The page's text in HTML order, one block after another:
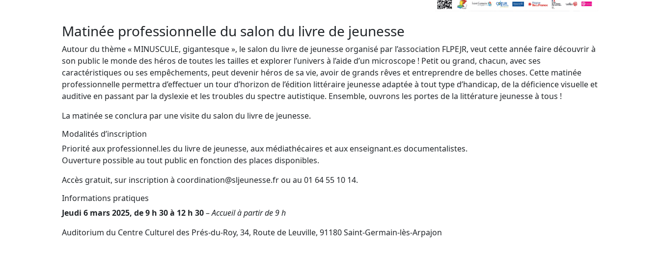
Matinée professionnelle du salon du livre de jeunesse
Autour du thème « MINUSCULE, gigantesque », le salon du livre de jeunesse organisé par l’association FLPEJR, veut cette année faire découvrir à
son public le monde des héros de toutes les tailles et explorer l’univers à l’aide d’un microscope ! Petit ou grand, chacun, avec ses
caractéristiques ou ses empêchements, peut devenir héros de sa vie, avoir de grands rêves et entreprendre de belles choses. Cette matinée
professionnelle permettra d’effectuer un tour d’horizon de l’édition littéraire jeunesse adaptée à tout type d’handicap, de la déficience visuelle et
auditive en passant par la dyslexie et les troubles du spectre autistique. Ensemble, ouvrons les portes de la littérature jeunesse à tous !
La matinée se conclura par une visite du salon du livre de jeunesse.
Modalités d’inscription
Priorité aux professionnel.les du livre de jeunesse, aux médiathécaires et aux enseignant.es documentalistes.
Ouverture possible au tout public en fonction des places disponibles.
Accès gratuit, sur inscription à coordination@sljeunesse.fr ou au 01 64 55 10 14.
Informations pratiques
Jeudi 6 mars 2025, de 9 h 30 à 12 h 30–Accueil à partir de 9 h
Auditorium du Centre Culturel des Prés-du-Roy, 34, Route de Leuville, 91180 Saint-Germain-lès-Arpajon